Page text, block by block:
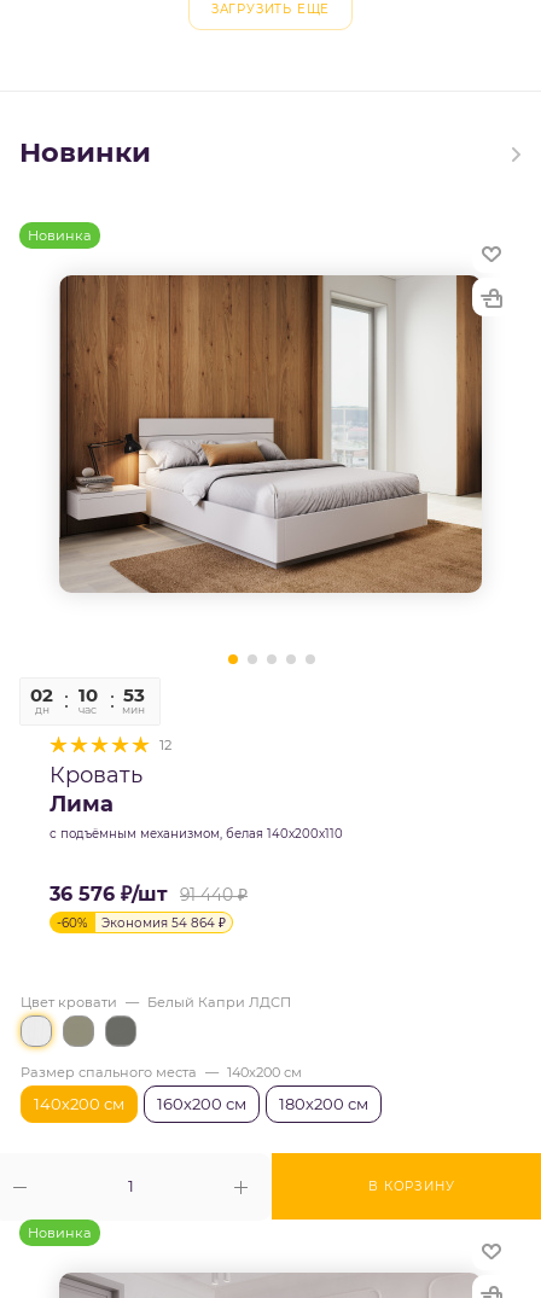
ЗАГРУЗИТЬ ЕЩЕ
Новинки
Новинка
02
дн
10
час
52
мин
12
Кровать
Лима
с подъёмным механизмом, белая 140х200х110
36 576 ₽/шт 91 440₽
-60% Экономия 54 864 ₽
В КОРЗИНУ
Цвет кровати — Белый Капри ЛДСП
Размер спального места — 140х200 см
140х200 см 160х200 см 180х200 см
Новинка